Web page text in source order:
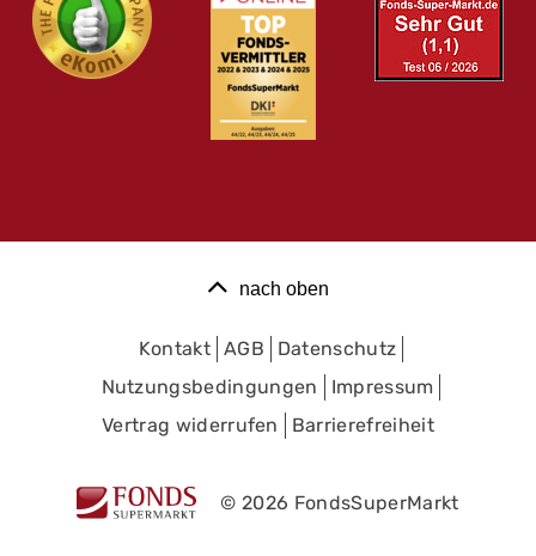
nach oben
Kontakt AGB
Datenschutz
Nutzungsbedingungen
Impressum
Vertrag widerrufen
Barrierefreiheit
© 2026 FondsSuperMarkt